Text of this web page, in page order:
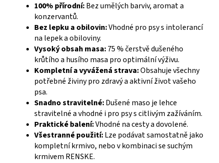
100% přírodní:Bez umělých barviv, aromat a
konzervantů.
Bez lepku a obilovin:Vhodné pro psy s intolerancí
na lepek a obiloviny.
Vysoký obsah masa:75 % čerstvě dušeného
krůtího a husího masa pro optimální výživu.
Kompletní a vyvážená strava:Obsahuje všechny
potřebné živiny pro zdravý a aktivní život vašeho
psa.
Snadno stravitelné:Dušené maso je lehce
stravitelné a vhodné i pro psy s citlivým zažíváním.
Praktické balení:Vhodné na cesty a dovolené.
Všestranné použití:Lze podávat samostatně jako
kompletní krmivo, nebo v kombinaci se suchým
krmivem RENSKE.